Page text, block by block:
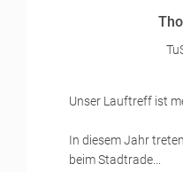
Unser Lauftreff ist
In diesem Jahr
beim Stadtrade...